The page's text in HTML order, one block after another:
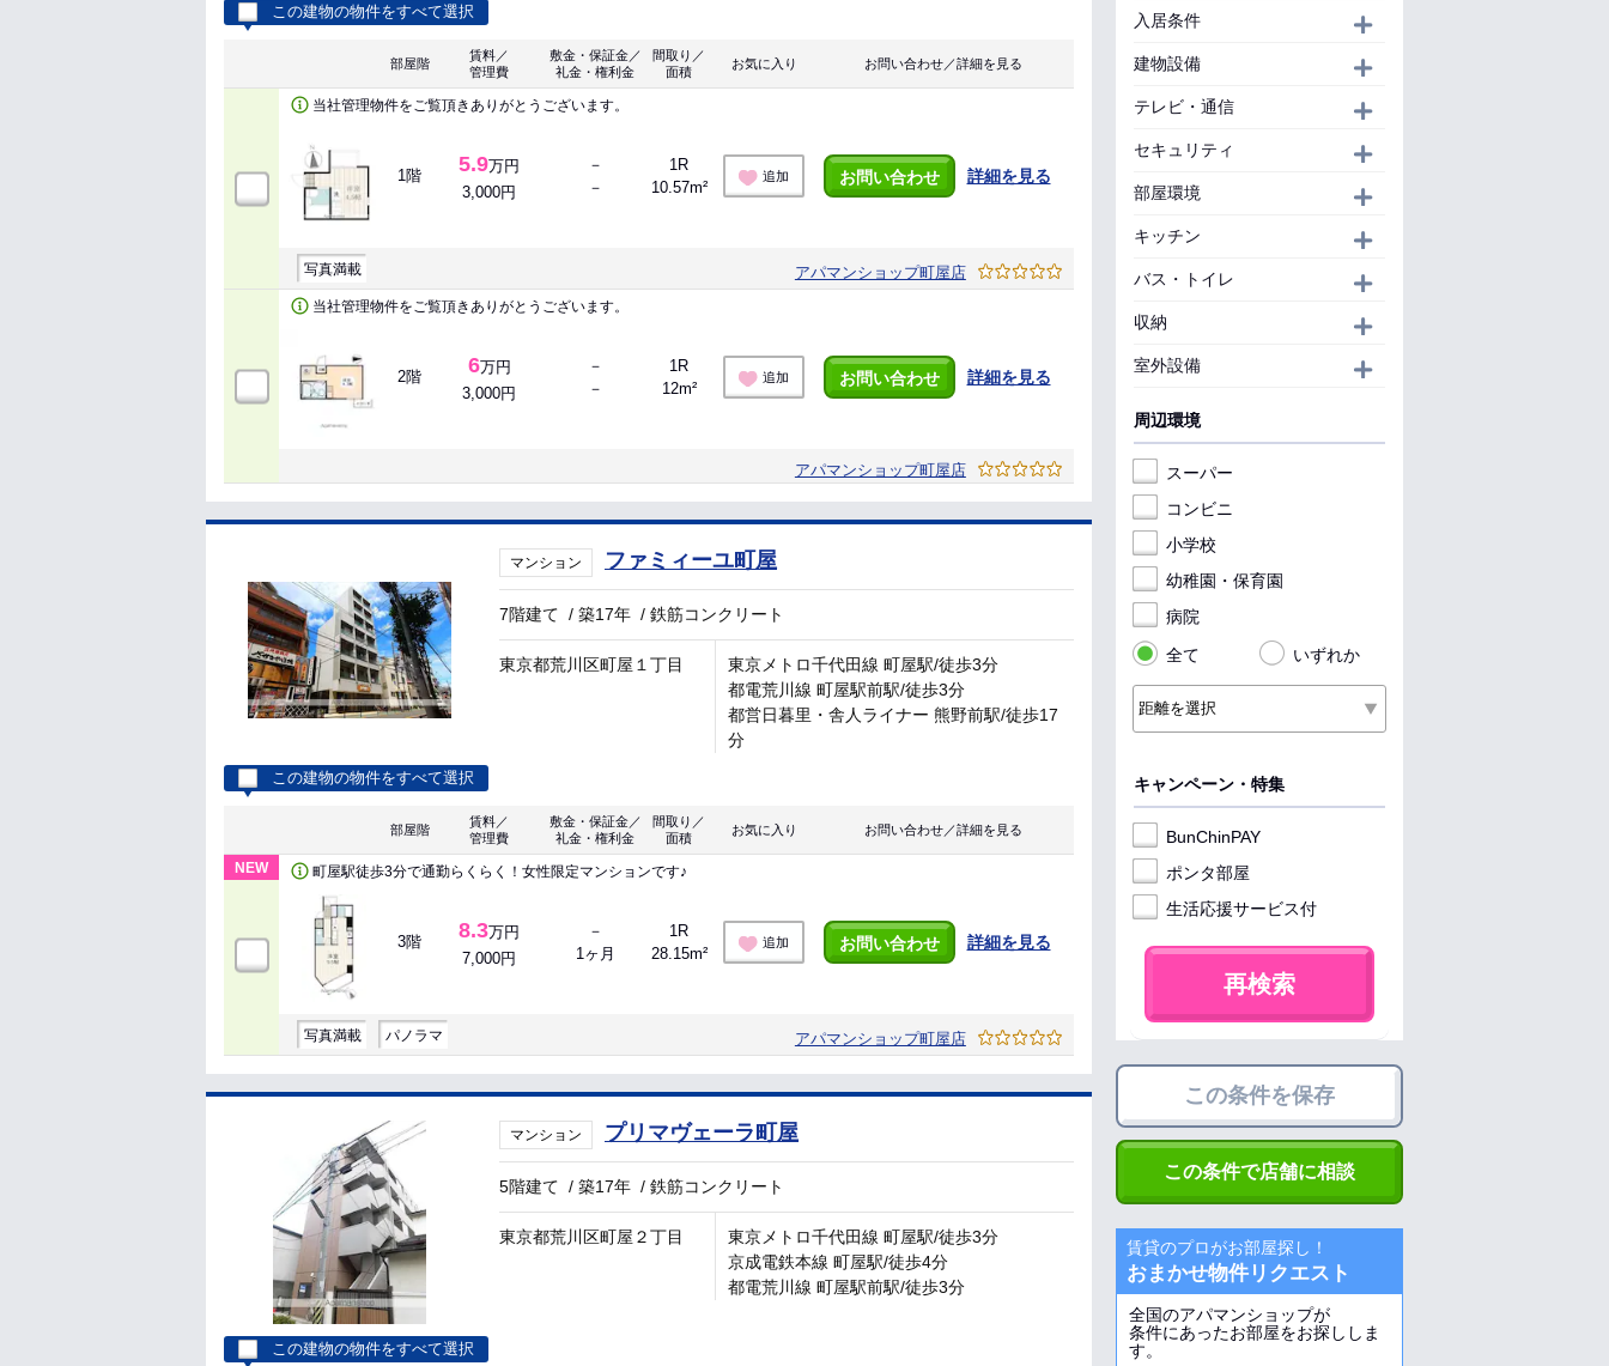
この建物の物件をすべて選択
部屋階
賃料／
管理費
敷金・保証金／
礼金・権利金
間取り／
面積
お気に入り お問い合わせ／詳細を見る
当社管理物件をご覧頂きありがとうございます。
1階 5.9万円
3,000円
－
－
1R
10.57m²
追加 お問い合わせ 詳細を見る
写真満載 アパマンショップ町屋店
当社管理物件をご覧頂きありがとうございます。
2階 6万円
3,000円
－
－
1R
12m²
追加 お問い合わせ 詳細を見る
アパマンショップ町屋店
マンション ファミィーユ町屋
7階建て /築17年 /鉄筋コンクリート
東京都荒川区町屋１丁目
東京メトロ千代田線 町屋駅/徒歩3分
都電荒川線 町屋駅前駅/徒歩3分
都営日暮里・舎人ライナー 熊野前駅/徒歩17
分
この建物の物件をすべて選択
部屋階
賃料／
管理費
敷金・保証金／
礼金・権利金
間取り／
面積
お気に入り お問い合わせ／詳細を見る
NEW 町屋駅徒歩3分で通勤らくらく！女性限定マンションです♪
3階 8.3万円
7,000円
－
1ヶ月
1R
28.15m²
追加 お問い合わせ 詳細を見る
写真満載 パノラマ アパマンショップ町屋店
マンション プリマヴェーラ町屋
5階建て /築17年 /鉄筋コンクリート
東京都荒川区町屋２丁目
東京メトロ千代田線 町屋駅/徒歩3分
京成電鉄本線 町屋駅/徒歩4分
都電荒川線 町屋駅前駅/徒歩3分
この建物の物件をすべて選択
入居条件
建物設備
テレビ・通信
セキュリティ
部屋環境
キッチン
バス・トイレ
収納
室外設備
周辺環境
スーパー
コンビニ
小学校
幼稚園・保育園
病院
全て
いずれか
キャンペーン・特集
BunChinPAY
ポンタ部屋
生活応援サービス付
再検索
この条件を保存
この条件で店舗に相談
賃貸のプロがお部屋探し！
おまかせ物件リクエスト
全国のアパマンショップが
条件にあったお部屋をお探ししま
す。